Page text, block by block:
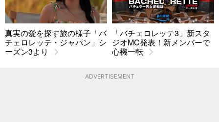
真実の愛を探す旅の様子「バ
チェロレッテ・ジャパン」シ
ーズン3より
「バチェロレッテ3」新スタ
ジオMC発表！新メンバーで
心機一転
ADVERTISEMENT